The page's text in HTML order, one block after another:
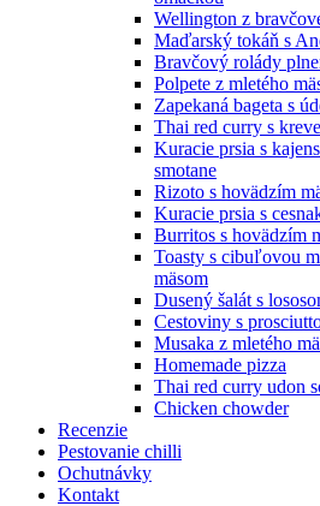
Wellington z
Maďarský tokáň s
Bravčový rolády
Polpete z mletého
Zapekaná bageta s
Thai red curry s
Kuracie prsia s
smotane
Rizoto s hovädzím
Kuracie prsia s
Burritos s hovädzím
Toasty s cibuľovou
mäsom
Dusený šalát s
Cestoviny s
Musaka z mletého
Homemade pizza
Thai red curry udon
Chicken chowder
Recenzie
Pestovanie chilli
Ochutnávky
Kontakt